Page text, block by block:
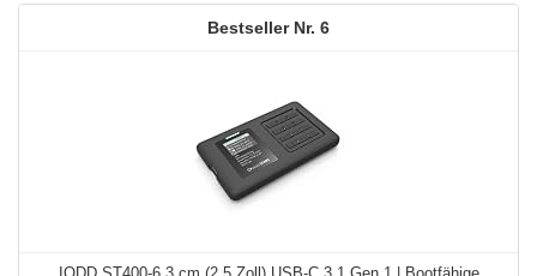
6